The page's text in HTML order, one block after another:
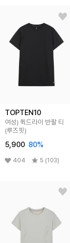
TOPTEN10
여성) 퀵드라이 반팔 티
(루즈핏)
5,900 80%
404 5 (103)